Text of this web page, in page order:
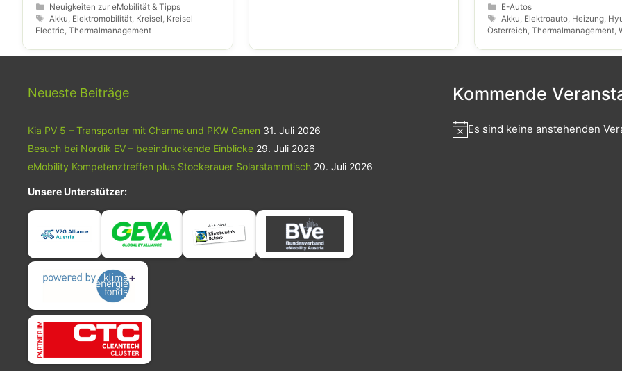
Batteriemodultechnologie von Kreisel mit
der maßgeschneiderten
Wärmemanagementflüssigkeit von Shell
kombiniert.
Kategorien
Neuigkeiten zur eMobilität & Tipps
Schlagwörter
Akku Elektromobilität Kreisel Kreisel
Electric Thermalmanagement
Rätselraten: Der
Aktivierung der Akku-
Temperaturen konnte nicht
werden.
Kategorien
E-Autos
Schlagwörter
Akku Elektroauto Heizung
Österreich Thermalmanagement
Neueste Beiträge
Kia PV 5 – Transporter mit Charme und PKW Genen 31. Juli 2026
Besuch bei Nordik EV – beeindruckende Einblicke 29. Juli 2026
eMobility Kompetenztreffen plus Stockerauer Solarstammtisch 20. Juli 2026
Unsere Unterstützer:
Kommende
Es sind keine anstehenden